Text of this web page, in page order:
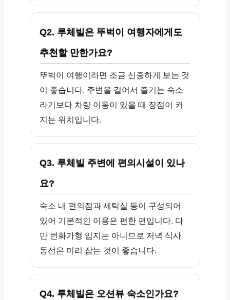
Q2. 루체빌은 뚜벅이 여행자에게도
추천할 만한가요?
뚜벅이 여행이라면 조금 신중하게 보는 것
이 좋습니다. 주변을 걸어서 즐기는 숙소
라기보다 차량 이동이 있을 때 장점이 커
지는 위치입니다.
Q3. 루체빌 주변에 편의시설이 있나
요?
숙소 내 편의점과 세탁실 등이 구성되어
있어 기본적인 이용은 편한 편입니다. 다
만 번화가형 입지는 아니므로 저녁 식사
동선은 미리 잡는 것이 좋습니다.
Q4. 루체빌은 오션뷰 숙소인가요?